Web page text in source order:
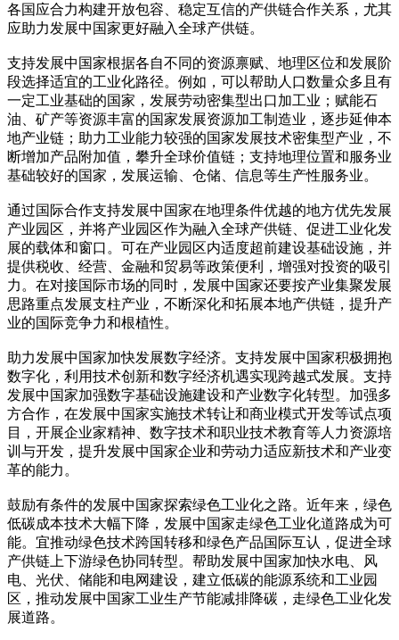
各国应合力构建开放包容、稳定互信的产供链合作关系，尤其
应助力发展中国家更好融入全球产供链。
支持发展中国家根据各自不同的资源禀赋、地理区位和发展阶
段选择适宜的工业化路径。例如，可以帮助人口数量众多且有
一定工业基础的国家，发展劳动密集型出口加工业；赋能石
油、矿产等资源丰富的国家发展资源加工制造业，逐步延伸本
地产业链；助力工业能力较强的国家发展技术密集型产业，不
断增加产品附加值，攀升全球价值链；支持地理位置和服务业
基础较好的国家，发展运输、仓储、信息等生产性服务业。
通过国际合作支持发展中国家在地理条件优越的地方优先发展
产业园区，并将产业园区作为融入全球产供链、促进工业化发
展的载体和窗口。可在产业园区内适度超前建设基础设施，并
提供税收、经营、金融和贸易等政策便利，增强对投资的吸引
力。在对接国际市场的同时，发展中国家还要按产业集聚发展
思路重点发展支柱产业，不断深化和拓展本地产供链，提升产
业的国际竞争力和根植性。
助力发展中国家加快发展数字经济。支持发展中国家积极拥抱
数字化，利用技术创新和数字经济机遇实现跨越式发展。支持
发展中国家加强数字基础设施建设和产业数字化转型。加强多
方合作，在发展中国家实施技术转让和商业模式开发等试点项
目，开展企业家精神、数字技术和职业技术教育等人力资源培
训与开发，提升发展中国家企业和劳动力适应新技术和产业变
革的能力。
鼓励有条件的发展中国家探索绿色工业化之路。近年来，绿色
低碳成本技术大幅下降，发展中国家走绿色工业化道路成为可
能。宜推动绿色技术跨国转移和绿色产品国际互认，促进全球
产供链上下游绿色协同转型。帮助发展中国家加快水电、风
电、光伏、储能和电网建设，建立低碳的能源系统和工业园
区，推动发展中国家工业生产节能减排降碳，走绿色工业化发
展道路。